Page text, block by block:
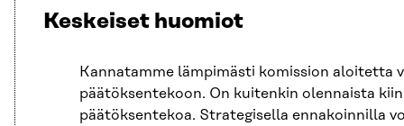
Keskeiset huomiot
Kannatamme lämpimästi komission aloitetta
päätöksentekoon. On kuitenkin olennaista
päätöksentekoa. Strategisella ennakoinnilla